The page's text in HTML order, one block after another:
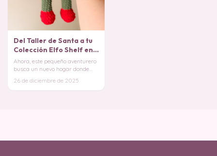
Del Taller de Santa a tu
Colección Elfo Shelf en
Amigurumi
Ahora, este pequeño aventurero
busca un nuevo hogar donde
guardar los
26 de diciembre de 2025